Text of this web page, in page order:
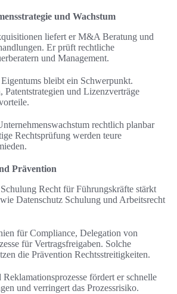
und Wachstum
liefert er M&A Beratung und
Er prüft rechtliche
und Management.
bleibt ein Schwerpunkt.
Patentstrategien und Lizenzverträge
rechtlich planbar
Rechtsprüfung werden teure
Prävention
Recht für Führungskräfte stärkt
Datenschutz Schulung und Arbeitsrecht
für Compliance, Delegation von
für Vertragsfreigaben. Solche
die Prävention Rechtsstreitigkeiten.
fördert er schnelle
und verringert das Prozessrisiko.